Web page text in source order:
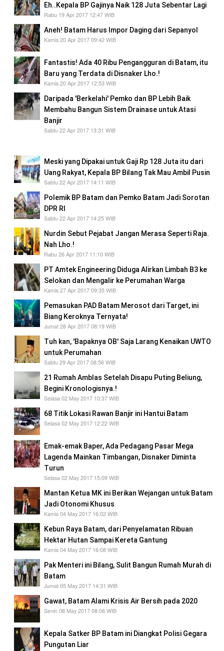
Eh..Kepala BP Gajinya Naik 128 Juta Sebentar Lagi
Rabu 19 Apr 2017 12:47 WIB
Aneh! Batam Harus Impor Daging dari Sepanyol
Kamis 20 Apr 2017 09:42 WIB
Fantastis! Ada 40 Ribu Pengangguran di Batam, itu
Baru yang Terdata di Disnaker Lho.!
Kamis 20 Apr 2017 12:53 WIB
Daripada 'Berkelahi' Pemko dan BP Lebih Baik
Membahu Bangun Sistem Drainase untuk Atasi
Banjir
Sabtu 22 Apr 2017 13:31 WIB
Meski yang Dipakai untuk Gaji Rp 128 Juta itu dari
Uang Rakyat, Kepala BP Bilang Tak Mau Ambil Pusin
Sabtu 22 Apr 2017 14:11 WIB
Polemik BP Batam dan Pemko Batam Jadi Sorotan
DPR RI
Sabtu 22 Apr 2017 14:25 WIB
Nurdin Sebut Pejabat Jangan Merasa Seperti Raja.
Nah Lho.!
Rabu 26 Apr 2017 11:10 WIB
PT Amtek Engineering Diduga Alirkan Limbah B3 ke
Selokan dan Mengalir ke Perumahan Warga
Kamis 27 Apr 2017 09:35 WIB
Pemasukan PAD Batam Merosot dari Target, ini
Biang Keroknya Ternyata!
Jumat 28 Apr 2017 08:19 WIB
Tuh kan, 'Bapaknya OB' Saja Larang Kenaikan UWTO
untuk Perumahan
Sabtu 29 Apr 2017 08:56 WIB
21 Rumah Amblas Setelah Disapu Puting Beliung,
Begini Kronologisnya.!
Selasa 02 May 2017 10:37 WIB
68 Titik Lokasi Rawan Banjir ini Hantui Batam
Selasa 02 May 2017 12:22 WIB
Emak-emak Baper, Ada Pedagang Pasar Mega
Lagenda Mainkan Timbangan, Disnaker Diminta
Turun
Selasa 02 May 2017 15:09 WIB
Mantan Ketua MK ini Berikan Wejangan untuk Batam
Jadi Otonomi Khusus
Kamis 04 May 2017 16:02 WIB
Kebun Raya Batam, dari Penyelamatan Ribuan
Hektar Hutan Sampai Kereta Gantung
Kamis 04 May 2017 16:08 WIB
Pak Menteri ini Bilang, Sulit Bangun Rumah Murah di
Batam
Jumat 05 May 2017 14:31 WIB
Gawat, Batam Alami Krisis Air Bersih pada 2020
Senin 08 May 2017 08:06 WIB
Kepala Satker BP Batam ini Diangkat Polisi Gegara
Pungutan Liar